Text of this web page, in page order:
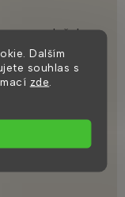
Dalším
souhlas s
zde
u položek,
Zobrazí se